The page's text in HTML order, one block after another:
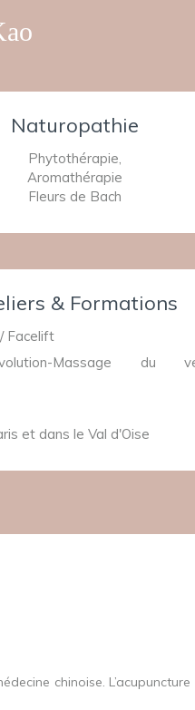
Naturopathie
Phytothérapie,
Aromathérapie
Fleurs de Bach
& Formations
Facelift
Massage du
et dans le Val d'Oise
chinoise.